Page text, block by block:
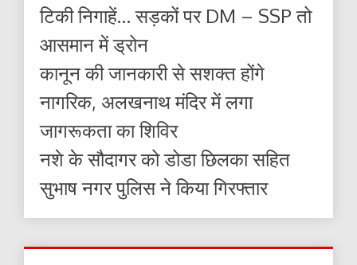
टिकी निगाहें… सड़कों पर DM – SSP तो
आसमान में ड्रोन
कानून की जानकारी से सशक्त होंगे
नागरिक, अलखनाथ मंदिर में लगा
जागरूकता का शिविर
नशे के सौदागर को डोडा छिलका सहित
सुभाष नगर पुलिस ने किया गिरफ्तार